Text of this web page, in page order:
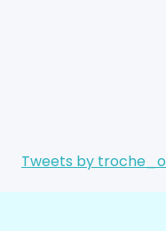
Tweets by